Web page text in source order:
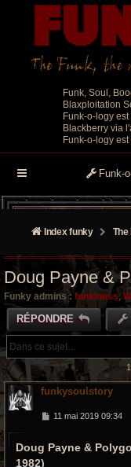
Funk, Soul,
Blaxploitation
Funk-o-logy
Blackberry via
Funk-o-logy
Funk-
Index funky The
Doug Payne &
Funky admins : funkiness,
RÉPONDRE
funkysoulstory
M
s
11 mai 2019 09:34
Doug Payne &
1982)